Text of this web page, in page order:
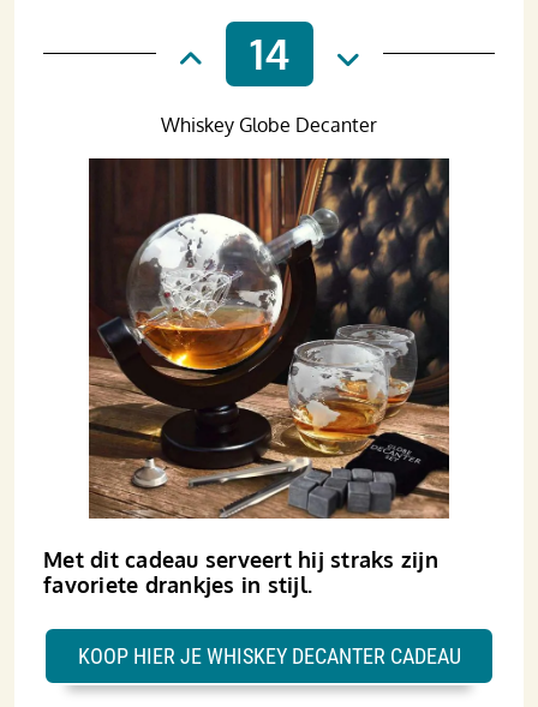
14
Met dit cadeau serveert hij straks zijn
favoriete drankjes in stijl.
Whiskey Globe Decanter
KOOP HIER JE WHISKEY DECANTER CADEAU